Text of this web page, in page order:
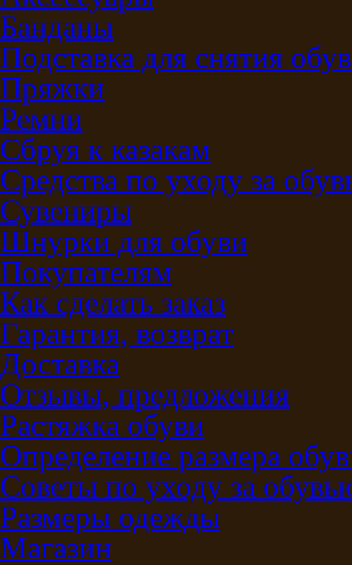
Банданы
Подставка для снятия
Пряжки
Ремни
Сбруя к казакам
Средства по уходу за
Сувениры
Шнурки для обуви
Покупателям
Как сделать заказ
Гарантия, возврат
Доставка
Отзывы, предложения
Растяжка обуви
Определение размера
Советы по уходу за
Размеры одежды
Магазин